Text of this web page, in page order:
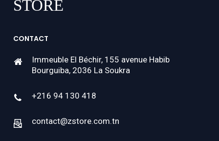
CONTACT
Immeuble El Béchir, 155 avenue Habib
Bourguiba, 2036 La Soukra
+216 94 130 418
contact@zstore.com.tn